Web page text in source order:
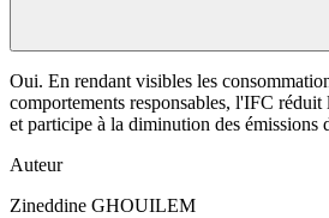
Oui. En rendant visibles les
comportements responsables, l'IFC réduit
et participe à la diminution des émissions
Auteur
Zineddine GHOUILEM